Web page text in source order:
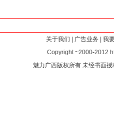
关于我们
广告业务
我
Copyright ~2000-2012
魅力广西版权所有 未经书面